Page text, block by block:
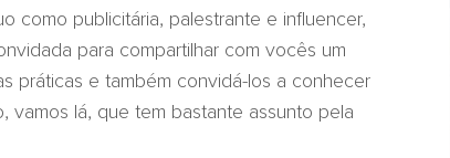
como publicitária, palestrante e influencer,
para compartilhar com vocês um
práticas e também convidá-los a conhecer
vamos lá, que tem bastante assunto pela